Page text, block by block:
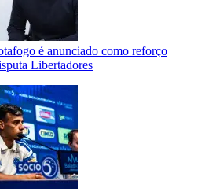
é anunciado como reforço
Libertadores